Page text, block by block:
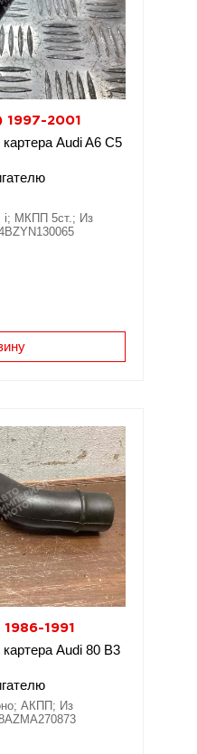
1997-2001
Audi A6 C5
i; МКПП 5ст.; Из
1991
Audi 80 B3
АКПП; Из